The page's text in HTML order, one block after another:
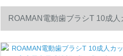
ROAMAN電動歯ブラシT 10成
ップル款【溶岩赤+氷河白】